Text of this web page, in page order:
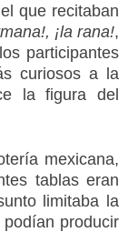
que recitaban
¡la rana!,
participantes
curiosos a la
la figura del
mexicana,
tablas eran
limitaba la
producir